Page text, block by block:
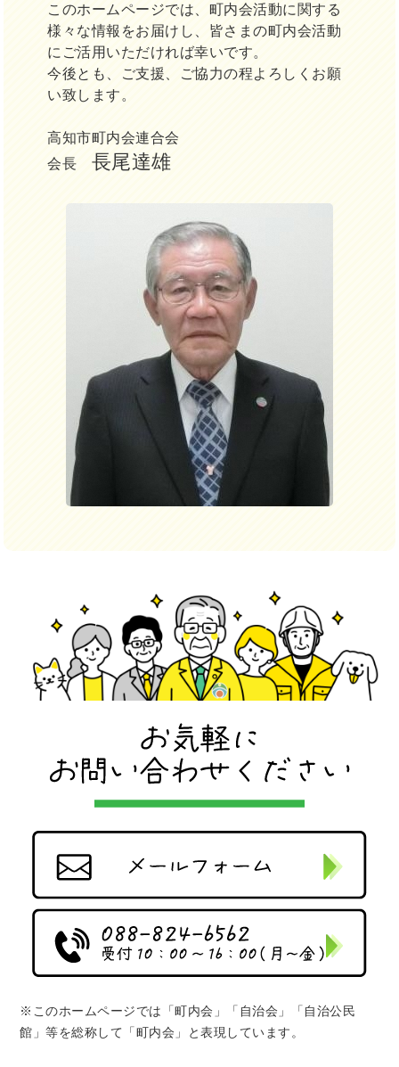
このホームページでは、町内会活動に関する
様々な情報をお届けし、皆さまの町内会活動
にご活用いただければ幸いです。
今後とも、ご支援、ご協力の程よろしくお願
い致します。
高知市町内会連合会
会長 長尾達雄
※このホームページでは「町内会」「自治会」「自治公民
館」等を総称して「町内会」と表現しています。